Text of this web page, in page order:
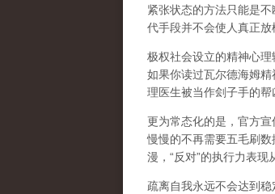
紧张状态的方法只能是
代手段并不会使人真正放
极权社会设立的精神心
如果你读过瓦尔德海姆
理医生被当作刽子手的帮
更为常态化的是，官方
慢慢的不再需要五毛刷
漫， “反对”的执行力表现
疏离自我永远不会达到